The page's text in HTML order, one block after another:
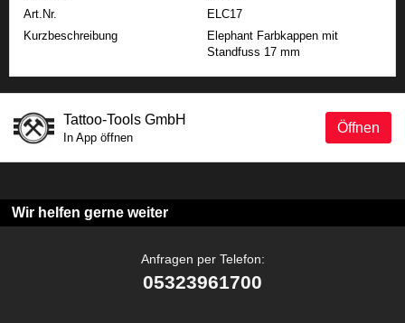
Art.Nr.
ELC17
Kurzbeschreibung
Elephant Farbkappen mit
Standfuss 17 mm
Öffnen
Tattoo-Tools GmbH
In App öffnen
Wir helfen gerne weiter
Anfragen per Telefon:
05323961700